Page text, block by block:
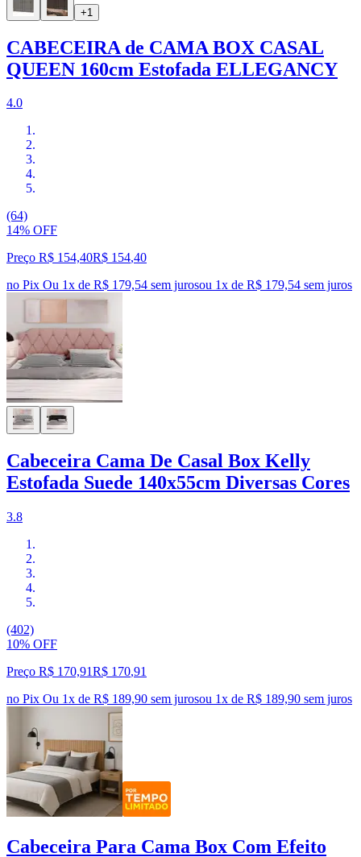
+1
CABECEIRA de CAMA BOX CASAL
QUEEN 160cm Estofada ELLEGANCY
4.0
(64)
14% OFF
Preço R$ 154,40R$ 154,40
no Pix Ou 1x de R$ 179,54 sem jurosou 1x de R$ 179,54 sem juros
Cabeceira Cama De Casal Box Kelly
Estofada Suede 140x55cm Diversas Cores
3.8
(402)
10% OFF
Preço R$ 170,91R$ 170,91
no Pix Ou 1x de R$ 189,90 sem jurosou 1x de R$ 189,90 sem juros
Cabeceira Para Cama Box Com Efeito